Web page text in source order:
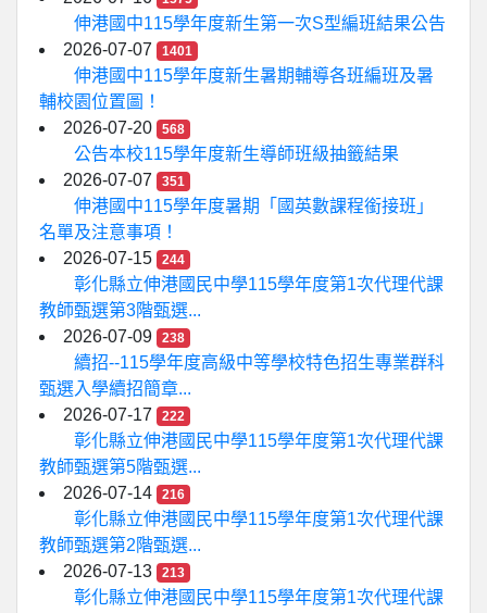
伸港國中115學年度新生第一次S型編班結果公告
2026-07-07
1401
伸港國中115學年度新生暑期輔導各班編班及暑
輔校園位置圖！
2026-07-20
568
公告本校115學年度新生導師班級抽籤結果
2026-07-07
351
伸港國中115學年度暑期「國英數課程銜接班」
名單及注意事項！
2026-07-15
244
彰化縣立伸港國民中學115學年度第1次代理代課
教師甄選第3階甄選...
2026-07-09
238
續招--115學年度高級中等學校特色招生專業群科
甄選入學續招簡章...
2026-07-17
222
彰化縣立伸港國民中學115學年度第1次代理代課
教師甄選第5階甄選...
2026-07-14
216
彰化縣立伸港國民中學115學年度第1次代理代課
教師甄選第2階甄選...
2026-07-13
213
彰化縣立伸港國民中學115學年度第1次代理代課